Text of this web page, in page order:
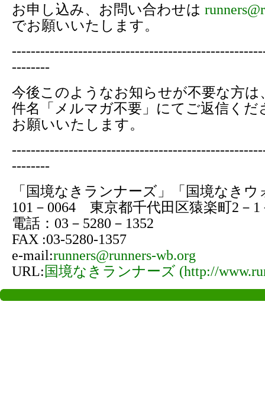
お申し込み、お問い合わせは
でお願いいたします。
--------
今後このようなお知らせが不要な方は
件名「メルマガ不要」にてご返信くだ
お願いいたします。
--------
「国境なきランナーズ」「国境なき
101－0064 東京都千代田区猿楽町2－
電話：03－5280－1352
FAX :03-5280-1357
e-mail:runners@runners-wb.org
URL:国境なきランナーズ (http://